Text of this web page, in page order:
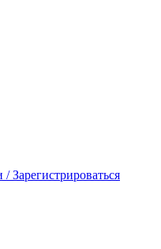
Зарегистрироваться